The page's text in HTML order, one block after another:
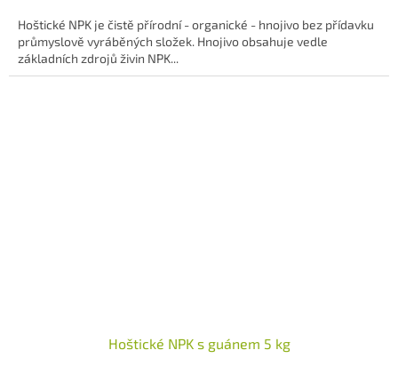
Hoštické NPK je čistě přírodní - organické - hnojivo bez přídavku
průmyslově vyráběných složek. Hnojivo obsahuje vedle
základních zdrojů živin NPK...
Hoštické NPK s guánem 5 kg